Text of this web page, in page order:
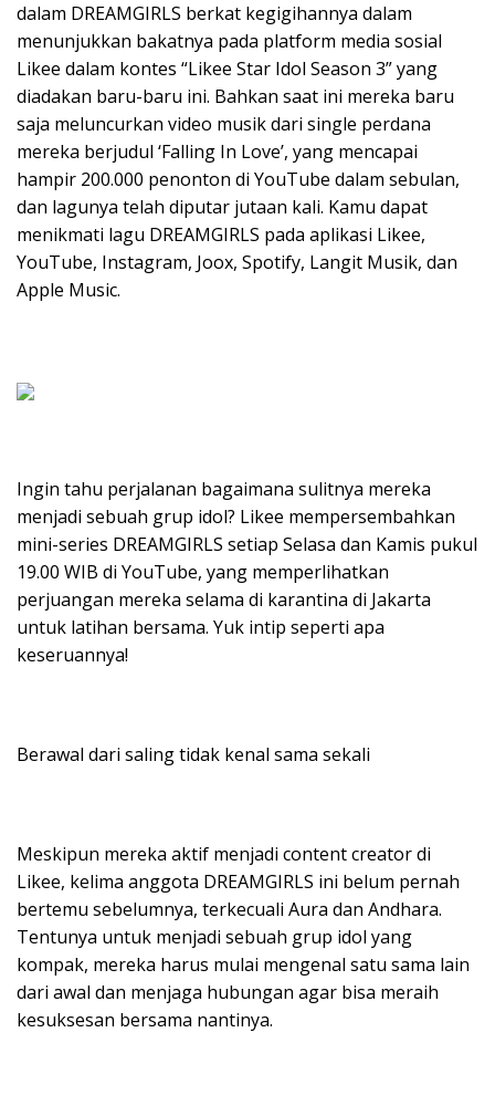
dalam DREAMGIRLS berkat kegigihannya dalam
menunjukkan bakatnya pada platform media sosial
Likee dalam kontes “Likee Star Idol Season 3” yang
diadakan baru-baru ini. Bahkan saat ini mereka baru
saja meluncurkan video musik dari single perdana
mereka berjudul ‘Falling In Love’, yang mencapai
hampir 200.000 penonton di YouTube dalam sebulan,
dan lagunya telah diputar jutaan kali. Kamu dapat
menikmati lagu DREAMGIRLS pada aplikasi Likee,
YouTube, Instagram, Joox, Spotify, Langit Musik, dan
Apple Music.
Ingin tahu perjalanan bagaimana sulitnya mereka
menjadi sebuah grup idol? Likee mempersembahkan
mini-series DREAMGIRLS setiap Selasa dan Kamis pukul
19.00 WIB di YouTube, yang memperlihatkan
perjuangan mereka selama di karantina di Jakarta
untuk latihan bersama. Yuk intip seperti apa
keseruannya!
Berawal dari saling tidak kenal sama sekali
Meskipun mereka aktif menjadi content creator di
Likee, kelima anggota DREAMGIRLS ini belum pernah
bertemu sebelumnya, terkecuali Aura dan Andhara.
Tentunya untuk menjadi sebuah grup idol yang
kompak, mereka harus mulai mengenal satu sama lain
dari awal dan menjaga hubungan agar bisa meraih
kesuksesan bersama nantinya.